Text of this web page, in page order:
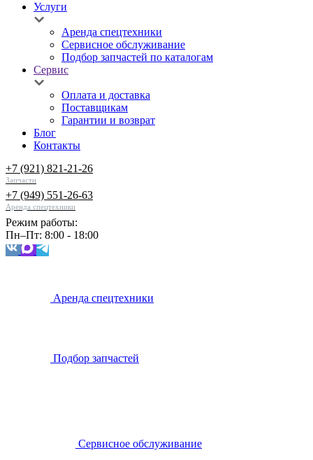
Услуги
Аренда спецтехники
Сервисное обслуживание
Подбор запчастей по каталогам
Сервис
Оплата и доставка
Поставщикам
Гарантии и возврат
Блог
Контакты
+7 (921) 821-21-26
Запчасти
+7 (949) 551-26-63
Аренда спецтехники
Режим работы:
Пн–Пт: 8:00 - 18:00
Аренда спецтехники
Подбор запчастей
Сервисное обслуживание